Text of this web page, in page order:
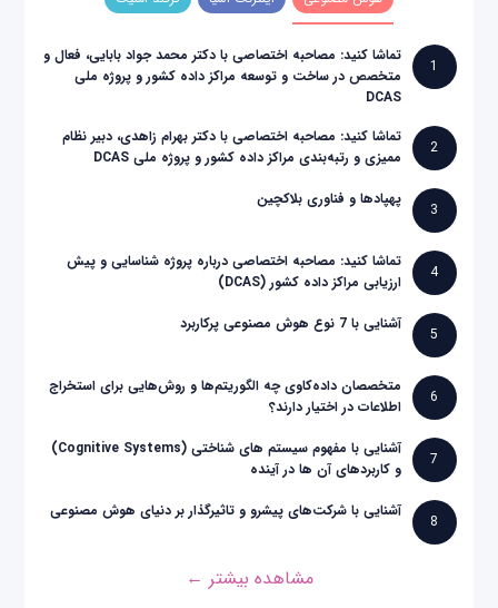
1
تماشا کنید: مصاحبه اختصاصی با دکتر محمد جواد بابایی، فعال و
متخصص در ساخت و توسعه مراکز داده کشور و پروژه ملی
DCAS
2
تماشا کنید: مصاحبه اختصاصی با دکتر بهرام زاهدی، دبیر نظام
ممیزی و رتبه‌بندی مراکز داده کشور و پروژه ملی DCAS
3
پهپادها و فناوری بلاکچین
4
تماشا کنید: مصاحبه اختصاصی درباره پروژه شناسایی و پیش
ارزیابی مراکز داده کشور (DCAS)
5
آشنایی با 7 نوع هوش مصنوعی پرکاربرد
6
متخصصان داده‌کاوی چه الگوریتم‌ها و روش‌هایی برای استخراج
اطلاعات در اختیار دارند؟
7
آشنایی با مفهوم سیستم های شناختی (Cognitive Systems)
و کاربردهای آن ها در آینده
8
آشنایی با شرکت‌های پیشرو و تاثیرگذار بر دنیای هوش مصنوعی
مشاهده بیشتر ←